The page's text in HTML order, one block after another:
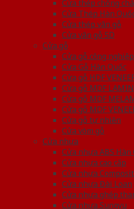
Cửa thép chống
Cửa Thép Hàn
Cửa thép vân gỗ
Cửa vân gỗ 5D
Cửa gỗ
Cửa gỗ công
Cửa Gỗ Hàn Quốc
Cửa gỗ HDF
Cửa gỗ MDF
Cửa gỗ MDF
Cửa gỗ MDF
Cửa gỗ tự nhiên
Cửa vòm gỗ
Cửa nhựa
Cửa nhựa ABS Hàn
Cửa nhựa cao cấp
Cửa nhựa
Cửa nhựa Đài Loan
Cửa nhựa ghép
Cửa nhựa Sungyu